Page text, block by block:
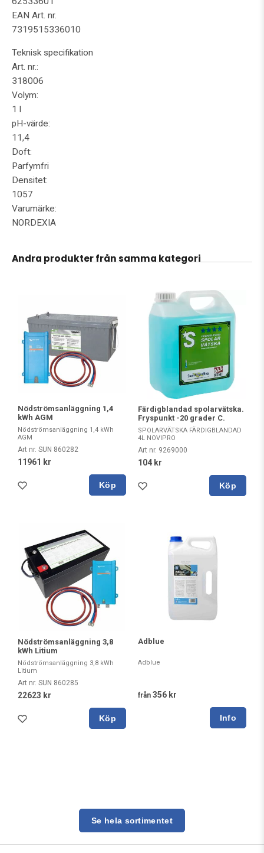
EAN Art. nr.
7319515336010
Teknisk specifikation
Art. nr.:
318006
Volym:
1 l
pH-värde:
11,4
Doft:
Parfymfri
Densitet:
1057
Varumärke:
NORDEXIA
Andra produkter från samma kategori
Nödströmsanläggning 1,4
kWh AGM
Nödströmsanläggning 1,4 kWh
AGM
Art nr. SUN 860282
11961 kr
Köp
Färdigblandad spolarvätska.
Fryspunkt -20 grader C.
SPOLARVÄTSKA FÄRDIGBLANDAD
4L NOVIPRO
Art nr. 9269000
104 kr
Köp
Nödströmsanläggning 3,8
kWh Litium
Nödströmsanläggning 3,8 kWh
Litium
Art nr. SUN 860285
22623 kr
Köp
Adblue
Adblue
från 356 kr
Se hela sortimentet